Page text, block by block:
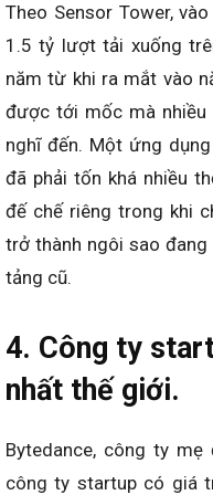
Theo Sensor Tower,
1.5 tỷ lượt tải xuống
năm từ khi ra mắt vào
được tới mốc mà nhiều
nghĩ đến. Một ứng
đã phải tốn khá nhiều
đế chế riêng trong khi
trở thành ngôi sao đang
tảng cũ.
4. Công ty
nhất thế giới.
Bytedance, công ty
công ty startup có giá